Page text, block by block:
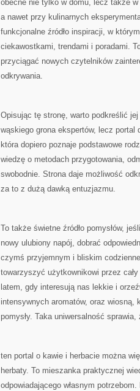
obecne nie tylko w domu, lecz także
a nawet przy kulinarnych
funkcjonalne źródło inspiracji, w
ciekawostkami, trendami i poradami.
przyciągać nowych czytelników
odkrywania.
Opisując tę stronę, warto podkreślić
wąskiego grona ekspertów, lecz
która dopiero poznaje podstawowe
wiedzę o metodach przygotowania,
swobodnie. Strona daje możliwość
za to z dużą dawką entuzjazmu.
To także świetne źródło pomysłów,
nowy ulubiony napój, dobrać
czymś przyjemnym i bliskim
towarzyszyć użytkownikowi przez
latem, gdy interesują nas lekkie i
intensywnych aromatów, oraz
pomysły. Taka uniwersalność
ten portal o kawie i herbacie można
herbaty. To mieszanka praktycznej
odpowiadającego własnym